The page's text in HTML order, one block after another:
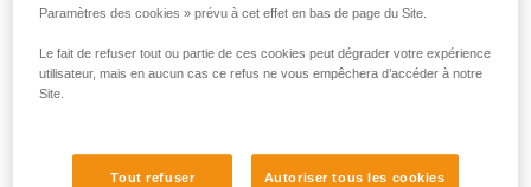
Paramètres des cookies » prévu à cet effet en bas de page du Site.
Le fait de refuser tout ou partie de ces cookies peut dégrader votre expérience
utilisateur, mais en aucun cas ce refus ne vous empêchera d’accéder à notre
Site.
Tout refuser Autoriser tous les cookies